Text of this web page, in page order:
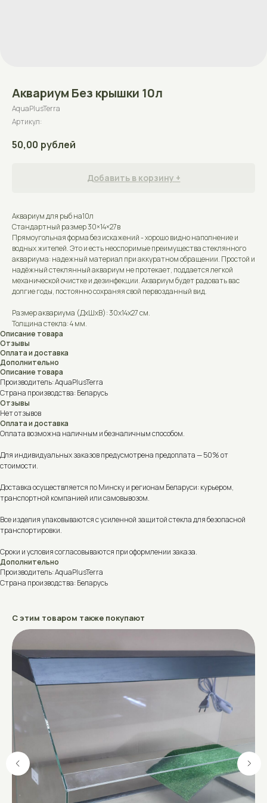
Аквариум Без крышки 10л
AquaPlusTerra
Артикул:
50,00 рублей
Добавить в корзину +
Аквариум для рыб на10л
Стандартный размер 30×14×27в
Прямоугольная форма без искажений - хорошо видно наполнение и
водных жителей. Это и есть неоспоримые преимущества стеклянного
аквариума: надежный материал при аккуратном обращении. Простой и
надёжный стеклянный аквариум не протекает, поддается легкой
механической очистке и дезинфекции. Аквариум будет радовать вас
долгие годы, постоянно сохраняя свой первозданный вид.
Размер аквариума (ДxШxВ): 30x14x27 см.
Толщина стекла: 4 мм.
Описание товара
Отзывы
Оплата и доставка
Дополнительно
Описание товара
Производитель: AquaPlusTerra
Страна производства: Беларусь
Отзывы
Нет отзывов
Оплата и доставка
Оплата возможна наличным и безналичным способом.
Для индивидуальных заказов предусмотрена предоплата — 50% от
стоимости.
Доставка осуществляется по Минску и регионам Беларуси: курьером,
транспортной компанией или самовывозом.
Все изделия упаковываются с усиленной защитой стекла для безопасной
транспортировки.
Сроки и условия согласовываются при оформлении заказа.
Дополнительно
Производитель: AquaPlusTerra
Страна производства: Беларусь
С этим товаром также покупают
Не знаете, что выбрать?
Поможем подобрать аквариум, террариум, акватеррариум или
оборудование под ваши задачи.
Проконсультируем, ответим на вопросы и рассчитаем стоимость